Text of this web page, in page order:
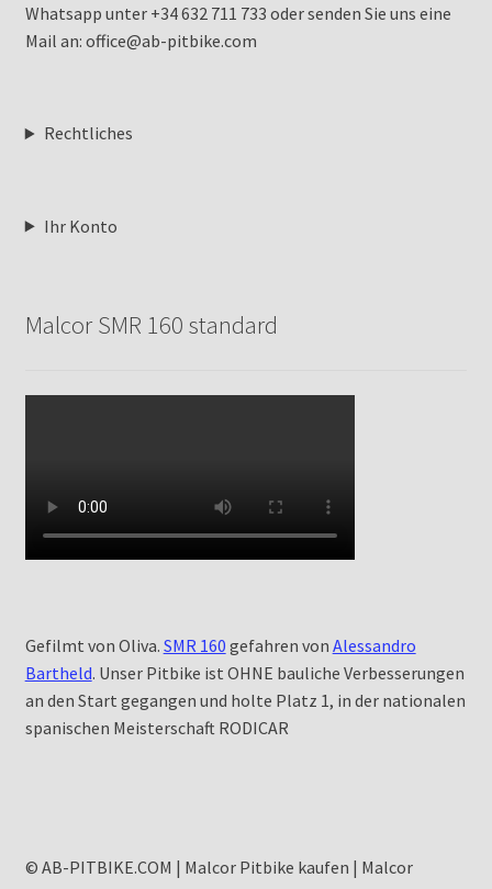
Whatsapp unter +34 632 711 733 oder senden Sie uns eine
Mail an: office@ab-pitbike.com
Rechtliches
Ihr Konto
Malcor SMR 160 standard
Gefilmt von Oliva. SMR 160 gefahren von Alessandro
Bartheld. Unser Pitbike ist OHNE bauliche Verbesserungen
an den Start gegangen und holte Platz 1, in der nationalen
spanischen Meisterschaft RODICAR
© AB-PITBIKE.COM | Malcor Pitbike kaufen | Malcor